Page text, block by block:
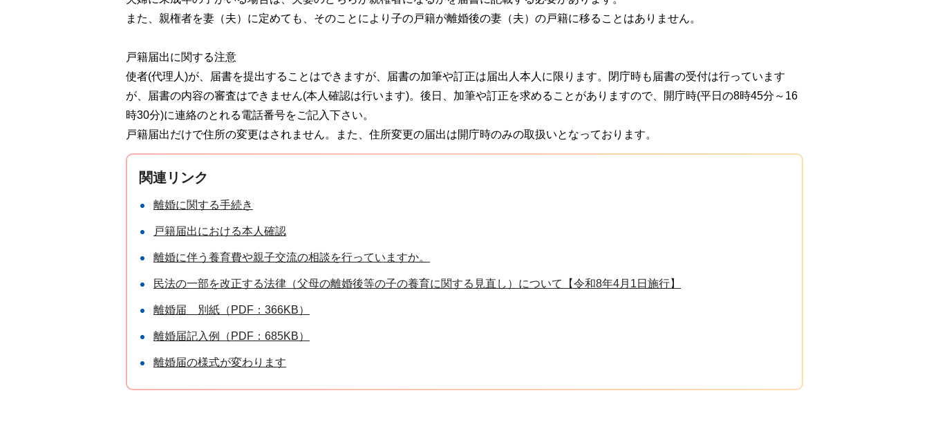
また、親権者を妻（夫）に定めても、そのことにより子の戸籍が離婚後の妻（夫）の戸籍に移ることはありません。
戸籍届出に関する注意
使者(代理人)が、届書を提出することはできますが、届書の加筆や訂正は届出人本人に限ります。閉庁時も届書の受付は行っています
が、届書の内容の審査はできません(本人確認は行います)。後日、加筆や訂正を求めることがありますので、開庁時(平日の8時45分～16
時30分)に連絡のとれる電話番号をご記入下さい。
戸籍届出だけで住所の変更はされません。また、住所変更の届出は開庁時のみの取扱いとなっております。
関連リンク
離婚に関する手続き
戸籍届出における本人確認
離婚に伴う養育費や親子交流の相談を行っていますか。
民法の一部を改正する法律（父母の離婚後等の子の養育に関する見直し）について【令和8年4月1日施行】
離婚届＿別紙（PDF：366KB）
離婚届記入例（PDF：685KB）
離婚届の様式が変わります